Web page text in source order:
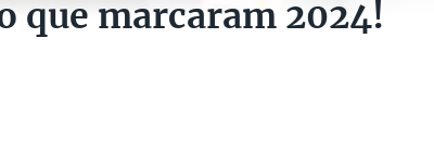
que marcaram 2024!